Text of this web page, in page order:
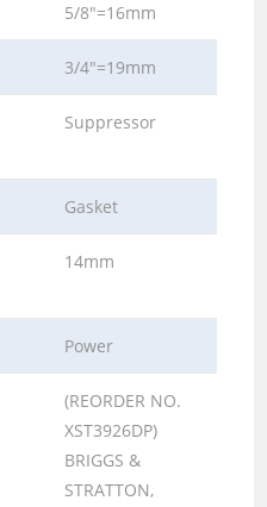
5/8″=16mm
3/4″=19mm
Suppressor
Gasket
14mm
Power
(REORDER NO.
XST3926DP)
BRIGGS &
STRATTON,